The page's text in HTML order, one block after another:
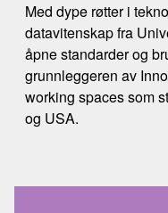
Med dype røtter i
datavitenskap fra
åpne standarder og
grunnleggeren av
working spaces som
og USA.